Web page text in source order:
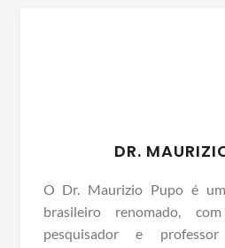
DR.
O Dr. Maurizio Pupo é
brasileiro renomado,
pesquisador e